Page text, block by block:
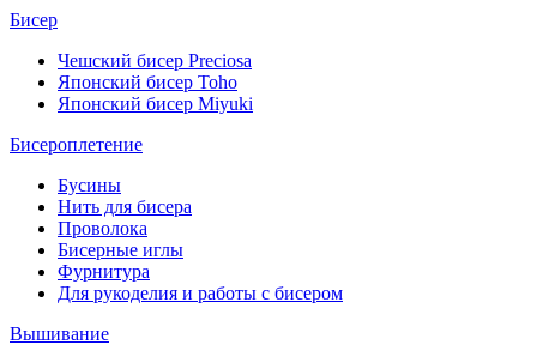
Бисер
Чешский бисер Preciosa
Японский бисер Toho
Японский бисер Miyuki
Бисероплетение
Бусины
Нить для бисера
Проволока
Бисерные иглы
Фурнитура
Для рукоделия и работы с бисером
Вышивание